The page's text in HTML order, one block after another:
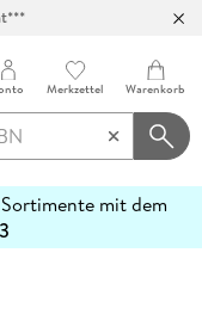
Merkzettel Warenkorb
mit dem